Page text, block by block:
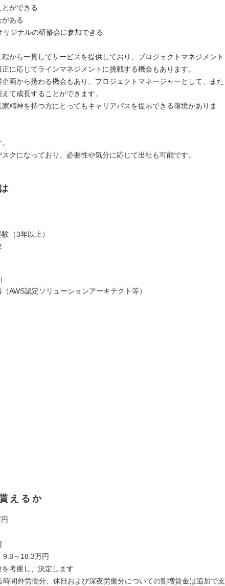
とができる
がある
リジナルの研修会に参加できる
から一貫してサービスを提供しており、プロジェクトマネジメント
に応じてラインマネジメントに挑戦する機会もあります。
画から携わる機会もあり、プロジェクトマネージャーとして、また
て成長することができます。
精神を持つ方にとってもキャリアパスを提示できる環境がありま
クになっており、必要性や気分に応じて出社も可能です。
験（3年以上）
AWS認定ソリューションアーキテクト等）
えるか
9.8～18.3万円
考慮し、決定します
間外労働分、休日および深夜労働分についての割増賃金は追加で支